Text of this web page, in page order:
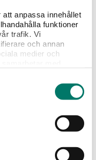
anpassa innehållet
funktioner
trafik. Vi
och annan
medier och
eller som de har